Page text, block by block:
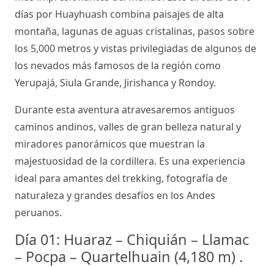
días por Huayhuash combina paisajes de alta
montaña, lagunas de aguas cristalinas, pasos sobre
los 5,000 metros y vistas privilegiadas de algunos de
los nevados más famosos de la región como
Yerupajá, Siula Grande, Jirishanca y Rondoy.
Durante esta aventura atravesaremos antiguos
caminos andinos, valles de gran belleza natural y
miradores panorámicos que muestran la
majestuosidad de la cordillera. Es una experiencia
ideal para amantes del trekking, fotografía de
naturaleza y grandes desafíos en los Andes
peruanos.
Día 01: Huaraz – Chiquián – Llamac
– Pocpa – Quartelhuain (4,180 m) .